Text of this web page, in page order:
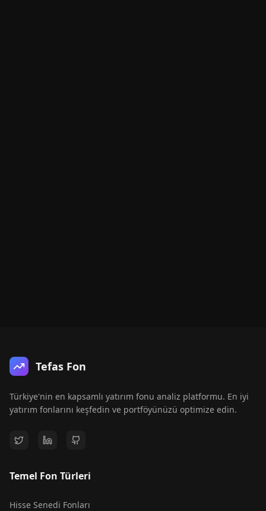
Tefas Fon
Türkiye'nin en kapsamlı yatırım fonu analiz platformu. En iyi
yatırım fonlarını keşfedin ve portföyünüzü optimize edin.
Temel Fon Türleri
Hisse Senedi Fonları